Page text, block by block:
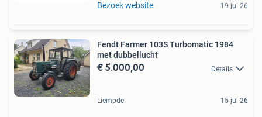
Bezoek website 19 jul 26
Fendt Farmer 103S Turbomatic 1984
met dubbellucht
€ 5.000,00 Details
Liempde 15 jul 26